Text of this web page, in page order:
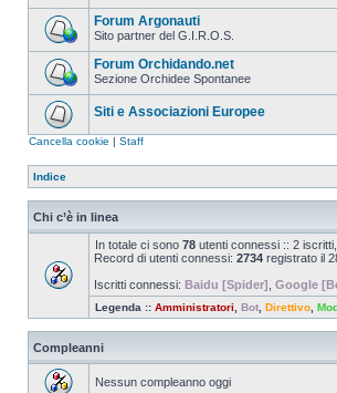
Forum Argonauti
Sito partner del G.I.R.O.S.
Forum Orchidando.net
Sezione Orchidee Spontanee
Siti e Associazioni Europee
Cancella cookie | Staff
Indice
Chi c’è in linea
In totale ci sono 78 utenti connessi :: 2
Record di utenti connessi: 2734 registrato il
Iscritti connessi: Baidu [Spider] Google
Legenda :: Amministratori Bot Direttivo
Compleanni
Nessun compleanno oggi